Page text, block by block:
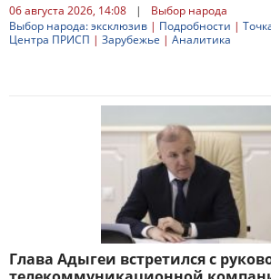
06 августа 2026, 14:08 |
Выбор народа
Выбор народа: эксклюзив | Подробности |
Центра ПРИСП | Зарубежье | Аналитика
Глава Адыгеи встретился с